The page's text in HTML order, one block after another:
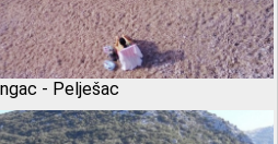
- Pelješac